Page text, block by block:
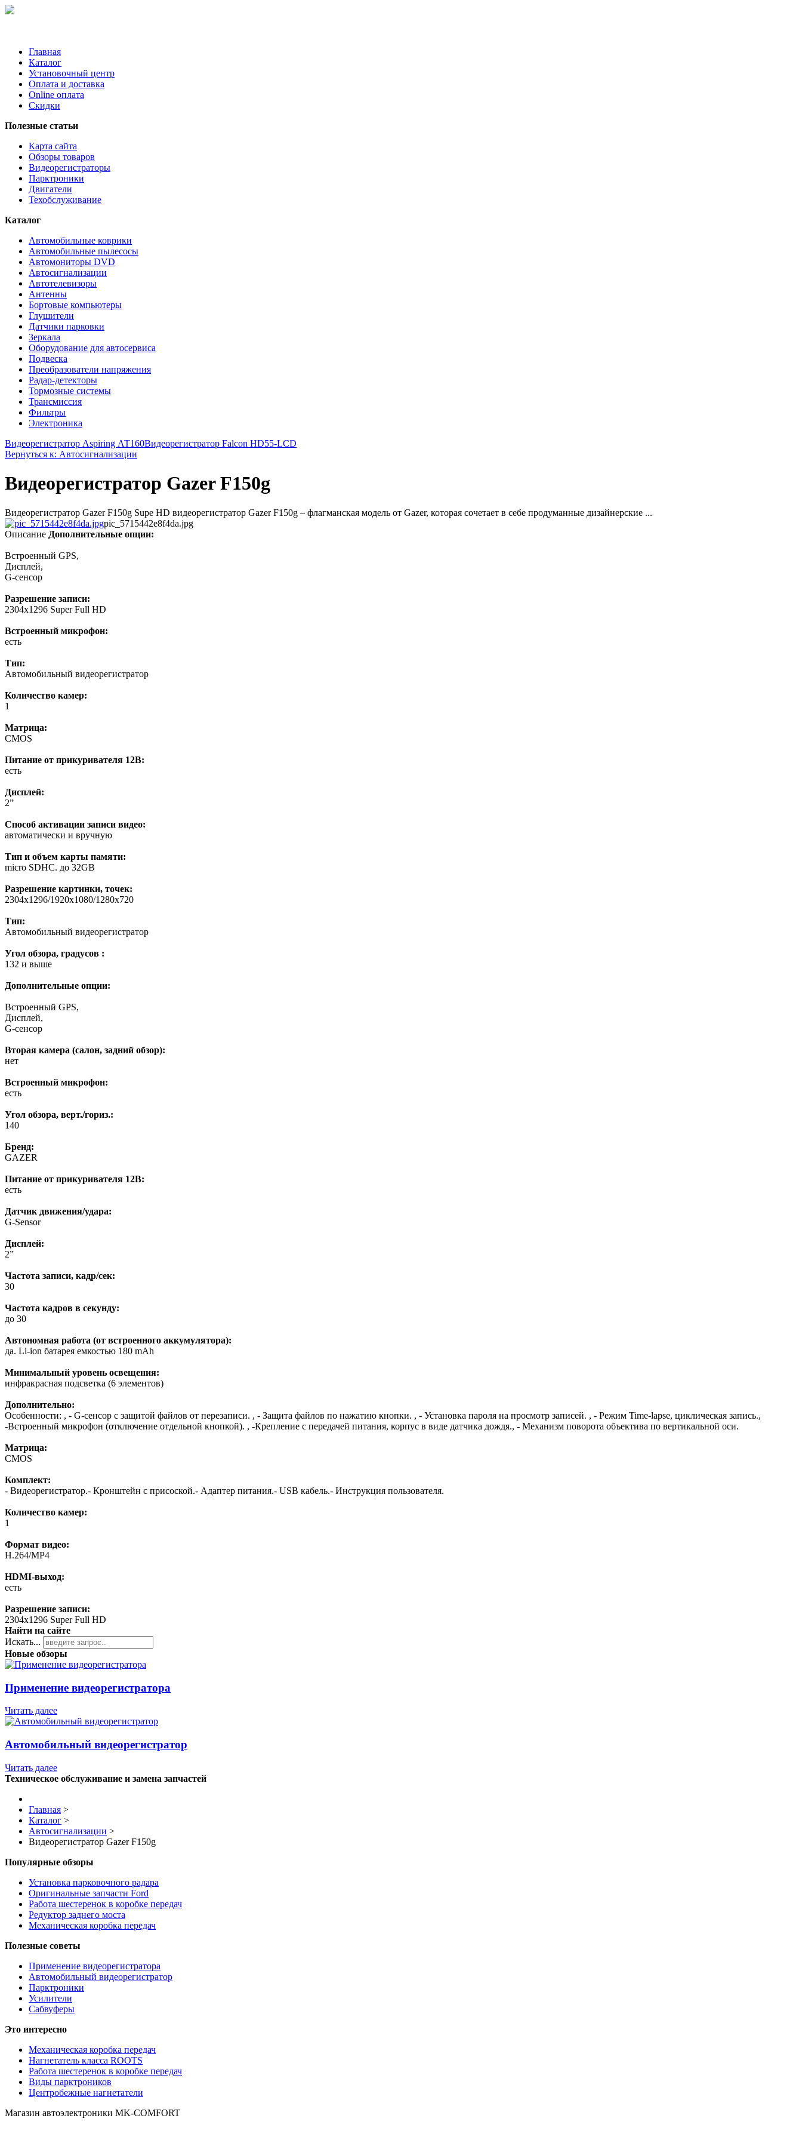
Главная
Каталог
Установочный центр
Оплата и доставка
Online оплата
Скидки
Полезные статьи
Карта сайта
Обзоры товаров
Видеорегистраторы
Парктроники
Двигатели
Техобслуживание
Каталог
Автомобильные коврики
Автомобильные пылесосы
Автомониторы DVD
Автосигнализации
Автотелевизоры
Антенны
Бортовые компьютеры
Глушители
Датчики парковки
Зеркала
Оборудование для автосервиса
Подвеска
Преобразователи напряжения
Радар-детекторы
Тормозные системы
Трансмиссия
Фильтры
Электроника
Видеорегистратор Aspiring АТ160Видеорегистратор Falcon HD55-LCD
Вернуться к: Автосигнализации
Видеорегистратор Gazer F150g
Видеорегистратор Gazer F150g Supe HD видеорегистратор Gazer F150g – флагманская модель от Gazer, которая сочетает в себе продуманные дизайнерские ...
pic_5715442e8f4da.jpg
Описание Дополнительные опции:
Встроенный GPS,
Дисплей,
G-сенсор
Разрешение записи:
2304x1296 Super Full HD
Встроенный микрофон:
есть
Тип:
Автомобильный видеорегистратор
Количество камер:
1
Матрица:
CMOS
Питание от прикуривателя 12В:
есть
Дисплей:
2”
Способ активации записи видео:
автоматически и вручную
Тип и объем карты памяти:
micro SDHC. до 32GB
Разрешение картинки, точек:
2304х1296/1920х1080/1280х720
Тип:
Автомобильный видеорегистратор
Угол обзора, градусов :
132 и выше
Дополнительные опции:
Встроенный GPS,
Дисплей,
G-сенсор
Вторая камера (салон, задний обзор):
нет
Встроенный микрофон:
есть
Угол обзора, верт./гориз.:
140
Бренд:
GAZER
Питание от прикуривателя 12В:
есть
Датчик движения/удара:
G-Sensor
Дисплей:
2”
Частота записи, кадр/сек:
30
Частота кадров в секунду:
до 30
Автономная работа (от встроенного аккумулятора):
да. Li-ion батарея емкостью 180 mAh
Минимальный уровень освещения:
инфракрасная подсветка (6 элементов)
Дополнительно:
Особенности: , - G-сенсор с защитой файлов от перезаписи. , - Защита файлов по нажатию кнопки. , - Установка пароля на просмотр записей. , - Режим Time-lapse, циклическая запись.,
-Встроенный микрофон (отключение отдельной кнопкой). , -Крепление с передачей питания, корпус в виде датчика дождя., - Механизм поворота объектива по вертикальной оси.
Матрица:
CMOS
Комплект:
- Видеорегистратор.- Кронштейн с присоской.- Адаптер питания.- USB кабель.- Инструкция пользователя.
Количество камер:
1
Формат видео:
H.264/MP4
HDMI-выход:
есть
Разрешение записи:
2304x1296 Super Full HD
Найти на сайте
Искать...
Новые обзоры
Применение видеорегистратора
Читать далее
Автомобильный видеорегистратор
Читать далее
Техническое обслуживание и замена запчастей
Главная >
Каталог >
Автосигнализации >
Видеорегистратор Gazer F150g
Популярные обзоры
Установка парковочного радара
Оригинальные запчасти Ford
Работа шестеренок в коробке передач
Редуктор заднего моста
Механическая коробка передач
Полезные советы
Применение видеорегистратора
Автомобильный видеорегистратор
Парктроники
Усилители
Cабвуферы
Это интересно
Механическая коробка передач
Нагнетатель класса ROOTS
Работа шестеренок в коробке передач
Виды парктроников
Центробежные нагнетатели
Магазин автоэлектроники MK-COMFORT